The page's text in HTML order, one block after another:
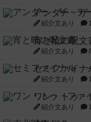
アンダー・ザ
紹介文あり
宵と暁の呪文
紹介文あり
セミファイ
紹介文あり
ワン・トゥ・
紹介文あり